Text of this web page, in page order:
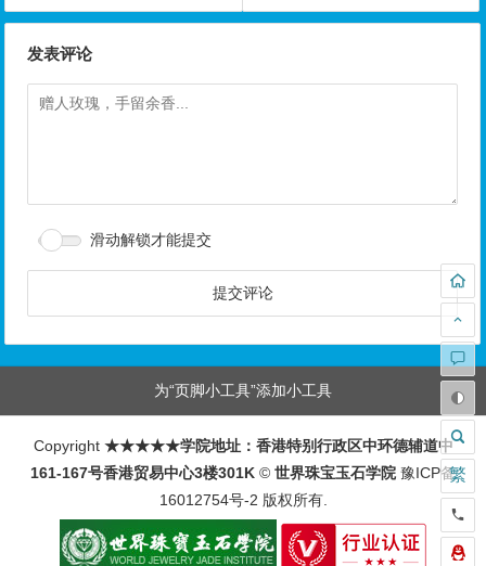
发表评论
滑动解锁才能提交
为“页脚小工具”添加小工具
Copyright ★★★★★学院地址：香港特别行政区中环德辅道中
161-167号香港贸易中心3楼301K © 世界珠宝玉石学院 豫ICP备
16012754号-2 版权所有.
繁